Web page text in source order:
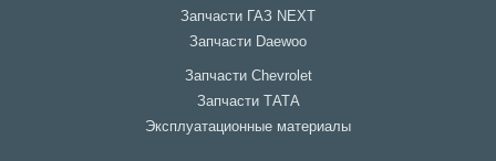
Запчасти ГАЗ NEXT
Запчасти Daewoo
Запчасти Chevrolet
Запчасти ТАТА
Эксплуатационные материалы